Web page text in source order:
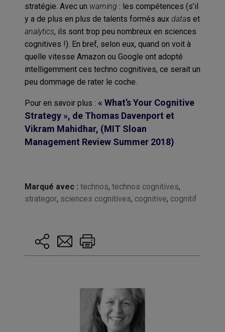
stratégie. Avec un warning : les compétences (s’il
y a de plus en plus de talents formés aux datas et
analytics, ils sont trop peu nombreux en sciences
cognitives !). En bref, selon eux, quand on voit à
quelle vitesse Amazon ou Google ont adopté
intelligemment ces techno cognitives, ce serait un
peu dommage de rater le coche.
Pour en savoir plus : « What’s Your Cognitive
Strategy », de Thomas Davenport et
Vikram Mahidhar, (MIT Sloan
Management Review Summer 2018)
Marqué avec : technos, technos cognitives,
strategor, sciences cognitives, cognitive, cognitif